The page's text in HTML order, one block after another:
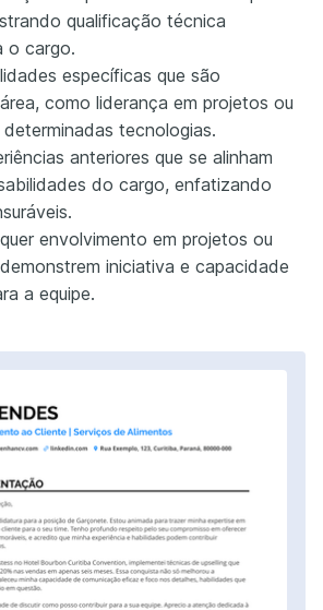
qualificação técnica
o cargo.
específicas que são
como liderança em projetos ou
tecnologias.
anteriores que se alinham
do cargo, enfatizando
envolvimento em projetos ou
iniciativa e capacidade
a equipe.